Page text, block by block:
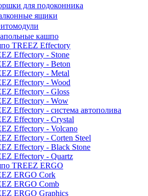
для подоконника
ящики
кашпо
TREEZ Effectory
Effectory - Stone
Effectory - Beton
Effectory - Metal
Effectory - Wood
Effectory - Gloss
Effectory - Wow
Effectory - система автополива
Effectory - Crystal
Effectory - Volcano
Effectory - Corten Steel
Effectory - Black Stone
Effectory - Quartz
TREEZ ERGO
ERGO Cork
ERGO Comb
ERGO Graphics